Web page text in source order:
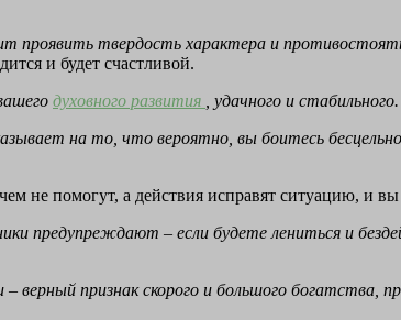
проявить твердость характера и
и будет счастливой.
духовного развития
, удачного и стабильного.
на то, что вероятно, вы боитесь
не помогут, а действия исправят ситуацию, и
предупреждают – если будете лениться и
признак скорого и большого богатства,